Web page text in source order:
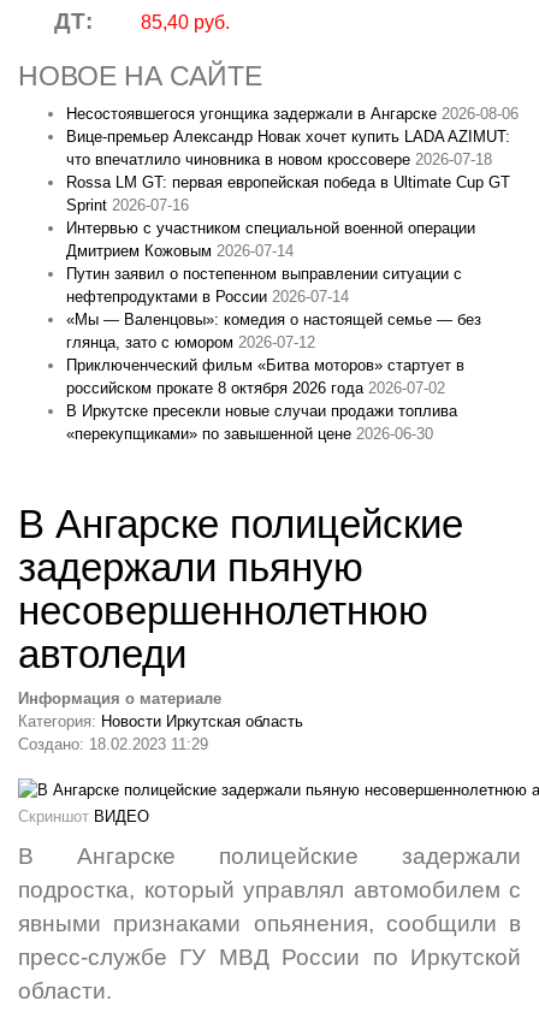
ДТ: 85,40 руб.
НОВОЕ НА САЙТЕ
Несостоявшегося угонщика задержали в Ангарске 2026-08-06
Вице‑премьер Александр Новак хочет купить LADA AZIMUT:
что впечатлило чиновника в новом кроссовере 2026-07-18
Rossa LM GT: первая европейская победа в Ultimate Cup GT
Sprint 2026-07-16
Интервью с участником специальной военной операции
Дмитрием Кожовым 2026-07-14
Путин заявил о постепенном выправлении ситуации с
нефтепродуктами в России 2026-07-14
«Мы — Валенцовы»: комедия о настоящей семье — без
глянца, зато с юмором 2026-07-12
Приключенческий фильм «Битва моторов» стартует в
российском прокате 8 октября 2026 года 2026-07-02
В Иркутске пресекли новые случаи продажи топлива
«перекупщиками» по завышенной цене 2026-06-30
В Ангарске полицейские
задержали пьяную
несовершеннолетнюю
автоледи
Информация о материале
Категория: Новости Иркутская область
Создано: 18.02.2023 11:29
Скриншот ВИДЕО
В Ангарске полицейские задержали
подростка, который управлял автомобилем с
явными признаками опьянения, сообщили в
пресс-службе ГУ МВД России по Иркутской
области.